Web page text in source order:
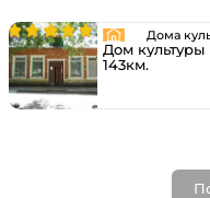
Дома
Дом
143км.